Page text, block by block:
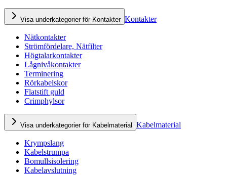
Visa underkategorier för Kontakter Kontakter
Nätkontakter
Strömfördelare, Nätfilter
Högtalarkontakter
Lågnivåkontakter
Terminering
Rörkabelskor
Flatstift guld
Crimphylsor
Visa underkategorier för Kabelmaterial Kabelmaterial
Krympslang
Kabelstrumpa
Bomullsisolering
Kabelavslutning